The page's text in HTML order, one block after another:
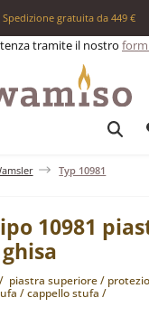
Spedizione gratuita da 449 €
tramite il nostro
Typ 10981
10981
piastra superiore /
/ cappello stufa /